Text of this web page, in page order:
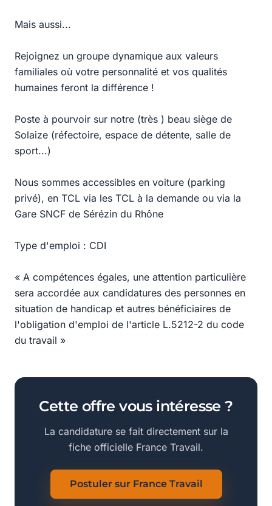
Mais aussi...
Rejoignez un groupe dynamique aux valeurs
familiales où votre personnalité et vos qualités
humaines feront la différence !
Poste à pourvoir sur notre (très ) beau siège de
Solaize (réfectoire, espace de détente, salle de
sport...)
Nous sommes accessibles en voiture (parking
privé), en TCL via les TCL à la demande ou via la
Gare SNCF de Sérézin du Rhône
Type d'emploi : CDI
« A compétences égales, une attention particulière
sera accordée aux candidatures des personnes en
situation de handicap et autres bénéficiaires de
l'obligation d'emploi de l'article L.5212-2 du code
du travail »
Cette offre vous intéresse ?
La candidature se fait directement sur la
fiche officielle France Travail.
Postuler sur France Travail